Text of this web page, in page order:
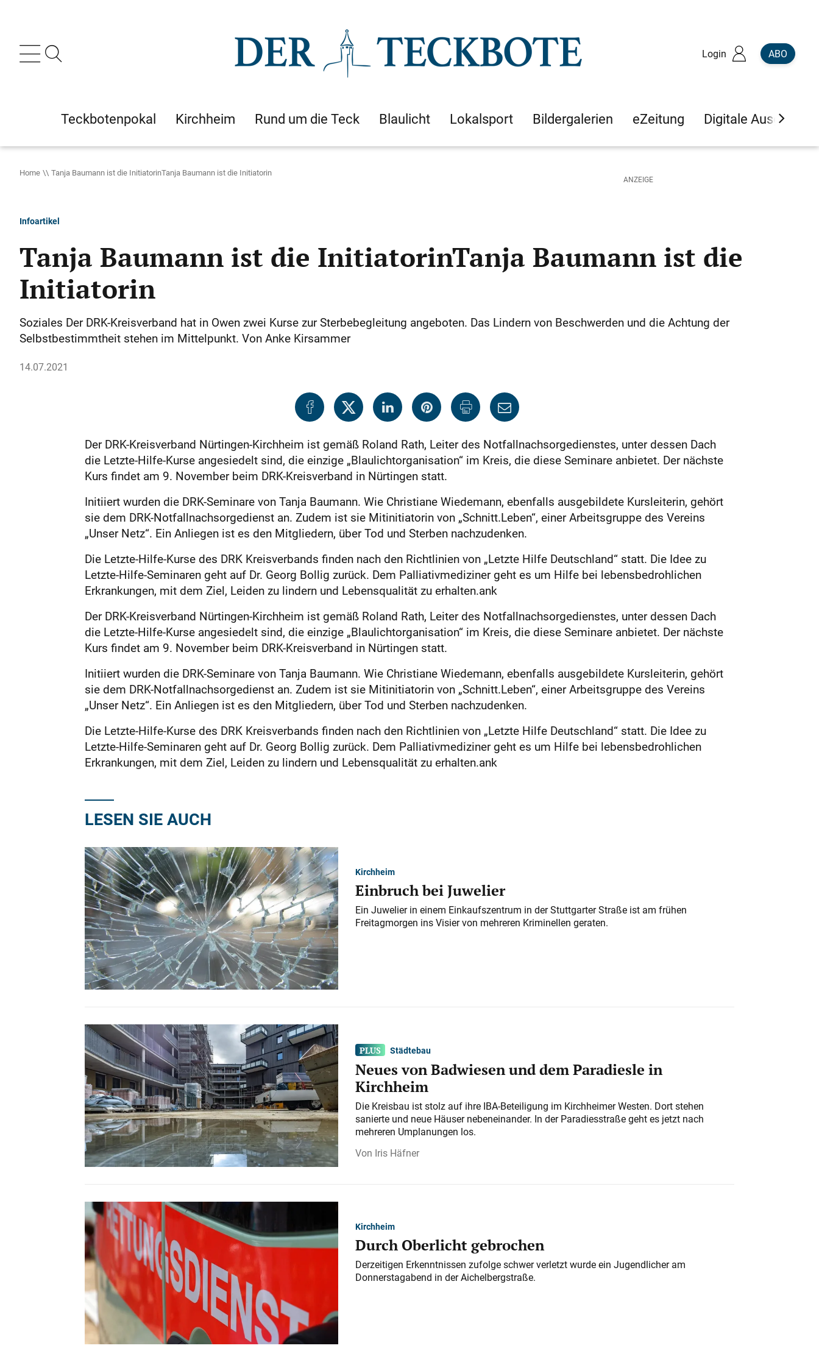
Login ABO
Teckbotenpokal Kirchheim Rund um die Teck Blaulicht Lokalsport Bildergalerien eZeitung Digitale Ausgaben
Home Tanja Baumann ist die InitiatorinTanja Baumann ist die Initiatorin
Infoartikel
Tanja Baumann ist die InitiatorinTanja Baumann ist die
Initiatorin
Soziales Der DRK-Kreisverband hat in Owen zwei Kurse zur Sterbebegleitung angeboten. Das Lindern von Beschwerden und die Achtung der
Selbstbestimmtheit stehen im Mittelpunkt. Von Anke Kirsammer
14.07.2021
Der DRK-Kreisverband Nürtingen-Kirchheim ist gemäß Roland Rath, Leiter des Notfallnachsorgedienstes, unter dessen Dach
die Letzte-Hilfe-Kurse angesiedelt sind, die einzige „Blaulichtorganisation“ im Kreis, die diese Seminare anbietet. Der nächste
Kurs findet am 9. November beim DRK-Kreisverband in Nürtingen statt.
Initiiert wurden die DRK-Seminare von Tanja Baumann. Wie Christiane Wiedemann, ebenfalls ausgebildete Kursleiterin, gehört
sie dem DRK-Notfallnachsorgedienst an. Zudem ist sie Mitinitiatorin von „Schnitt.Leben“, einer Arbeitsgruppe des Vereins
„Unser Netz“. Ein Anliegen ist es den Mitgliedern, über Tod und Sterben nachzudenken.
Die Letzte-Hilfe-Kurse des DRK Kreisverbands finden nach den Richtlinien von „Letzte Hilfe Deutschland“ statt. Die Idee zu
Letzte-Hilfe-Seminaren geht auf Dr. Georg Bollig zurück. Dem Palliativmediziner geht es um Hilfe bei lebensbedrohlichen
Erkrankungen, mit dem Ziel, Leiden zu lindern und Lebensqualität zu erhalten.ank
Der DRK-Kreisverband Nürtingen-Kirchheim ist gemäß Roland Rath, Leiter des Notfallnachsorgedienstes, unter dessen Dach
die Letzte-Hilfe-Kurse angesiedelt sind, die einzige „Blaulichtorganisation“ im Kreis, die diese Seminare anbietet. Der nächste
Kurs findet am 9. November beim DRK-Kreisverband in Nürtingen statt.
Initiiert wurden die DRK-Seminare von Tanja Baumann. Wie Christiane Wiedemann, ebenfalls ausgebildete Kursleiterin, gehört
sie dem DRK-Notfallnachsorgedienst an. Zudem ist sie Mitinitiatorin von „Schnitt.Leben“, einer Arbeitsgruppe des Vereins
„Unser Netz“. Ein Anliegen ist es den Mitgliedern, über Tod und Sterben nachzudenken.
Die Letzte-Hilfe-Kurse des DRK Kreisverbands finden nach den Richtlinien von „Letzte Hilfe Deutschland“ statt. Die Idee zu
Letzte-Hilfe-Seminaren geht auf Dr. Georg Bollig zurück. Dem Palliativmediziner geht es um Hilfe bei lebensbedrohlichen
Erkrankungen, mit dem Ziel, Leiden zu lindern und Lebensqualität zu erhalten.ank
LESEN SIE AUCH
Kirchheim
Einbruch bei Juwelier
Ein Juwelier in einem Einkaufszentrum in der Stuttgarter Straße ist am frühen
Freitagmorgen ins Visier von mehreren Kriminellen geraten.
Städtebau
Neues von Badwiesen und dem Paradiesle in
Kirchheim
Die Kreisbau ist stolz auf ihre IBA-Beteiligung im Kirchheimer Westen. Dort stehen
sanierte und neue Häuser nebeneinander. In der Paradiesstraße geht es jetzt nach
mehreren Umplanungen los.
Iris Häfner
Kirchheim
Durch Oberlicht gebrochen
Derzeitigen Erkenntnissen zufolge schwer verletzt wurde ein Jugendlicher am
Donnerstagabend in der Aichelbergstraße.